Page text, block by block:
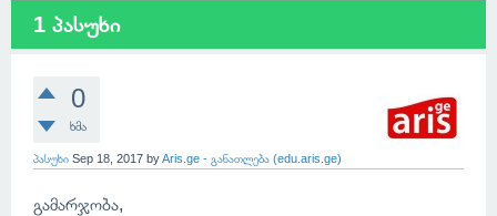
1 პასუხი
0
ხმა
პასუხი Sep 18, 2017 byAris.ge - განათლება (edu.aris.ge)
გამარჯობა,